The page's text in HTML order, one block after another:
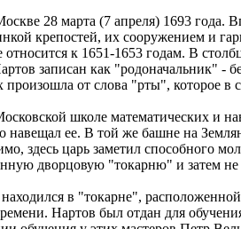
28 марта (7 апреля) 1693 года.
крепостей, их сооружением и
к 1651-1653 годам. В
записан как "родоначальник" -
от слова "рты", которое в
школе математических и
ее. В той же башне на
здесь царь заметил способного
дворцовую "токарню" и затем
в "токарне", расположенной
Нартов был отдан для